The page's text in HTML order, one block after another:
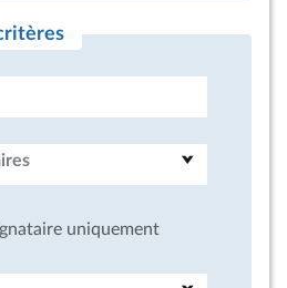
uniquement